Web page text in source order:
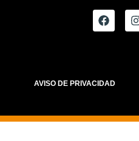
AVISO DE PRIVACIDAD